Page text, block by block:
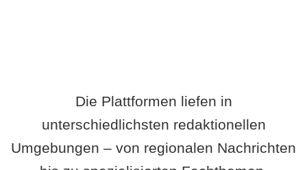
Die Plattformen liefen in
unterschiedlichsten redaktionellen
Umgebungen – von regionalen Nachrichten